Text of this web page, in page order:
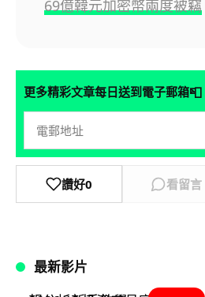
69億韓元加密幣兩度被竊
更多精彩文章每日送到電子郵箱📮
讚好0 看留言
最新影片